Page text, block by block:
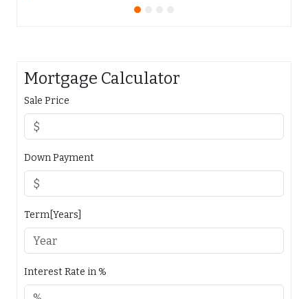
Mortgage Calculator
Sale Price
Down Payment
Term[Years]
Interest Rate in %